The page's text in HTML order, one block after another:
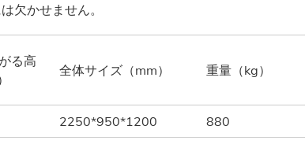
欠かせません。
る高
全体サイズ（mm） 重量（kg）
2250*950*1200 880